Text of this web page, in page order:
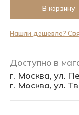
В корзину
Нашли дешевле?
Доступно в
г. Москва, ул.
г. Москва, ул.